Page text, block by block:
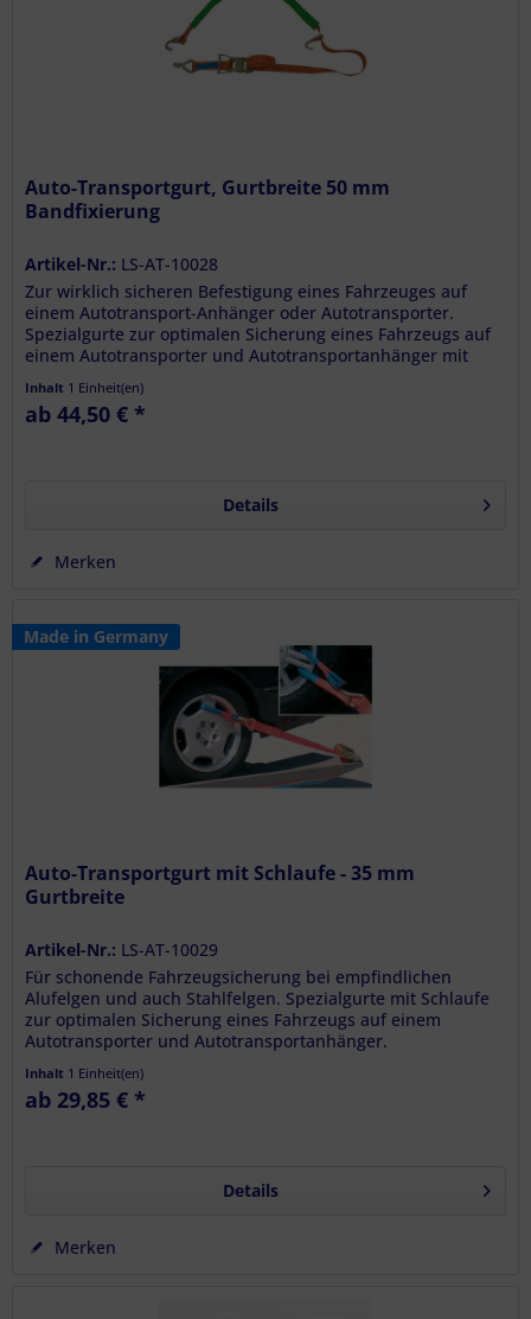
Auto-Transportgurt, Gurtbreite 50 mm
Bandfixierung
Artikel-Nr.: LS-AT-10028
Zur wirklich sicheren Befestigung eines Fahrzeuges auf
einem Autotransport-Anhänger oder Autotransporter.
Spezialgurte zur optimalen Sicherung eines Fahrzeugs auf
einem Autotransporter und Autotransportanhänger mit
Inhalt 1 Einheit(en)
ab 44,50 € *
Details
Merken
Made in Germany
Auto-Transportgurt mit Schlaufe - 35 mm
Gurtbreite
Artikel-Nr.: LS-AT-10029
Für schonende Fahrzeugsicherung bei empfindlichen
Alufelgen und auch Stahlfelgen. Spezialgurte mit Schlaufe
zur optimalen Sicherung eines Fahrzeugs auf einem
Autotransporter und Autotransportanhänger.
Inhalt 1 Einheit(en)
ab 29,85 € *
Details
Merken